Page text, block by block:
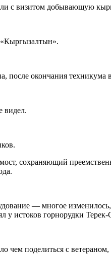
с визитом добывающую
после окончания
видел.
сохраняющий
— многое
у истоков горнорудки Терек-
поделиться с